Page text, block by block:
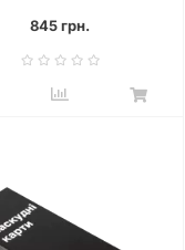
845 грн.